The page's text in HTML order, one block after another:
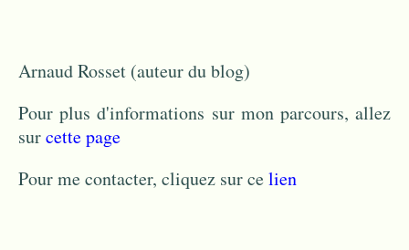
Arnaud Rosset (auteur du blog)
Pour plus d'informations sur mon parcours, allez
surcette page
Pour me contacter, cliquez sur celien